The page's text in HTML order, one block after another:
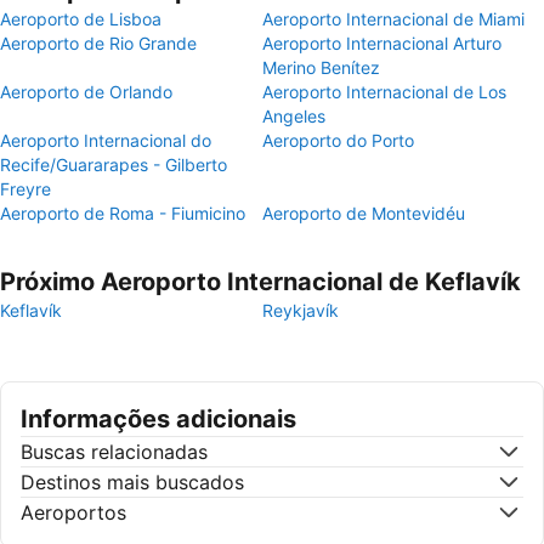
Aeroporto de Lisboa
Aeroporto Internacional de Miami
Aeroporto de Rio Grande
Aeroporto Internacional Arturo
Merino Benítez
Aeroporto de Orlando
Aeroporto Internacional de Los
Angeles
Aeroporto Internacional do
Recife/Guararapes - Gilberto
Freyre
Aeroporto do Porto
Aeroporto de Roma - Fiumicino Aeroporto de Montevidéu
Próximo Aeroporto Internacional de Keflavík
Keflavík Reykjavík
Informações adicionais
Buscas relacionadas
Destinos mais buscados
Aeroportos